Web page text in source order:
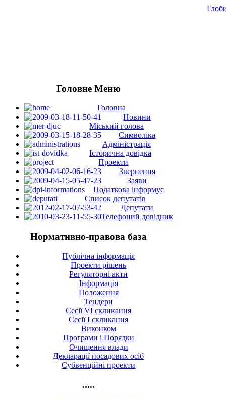
Головне Меню
Головна
Новини
Міський голова
Символіка
Адміністрація
Історична довідка
Проекти
Звернення
Заяви
Податкова інформує
Список депутатів
Депутати
Телефоний довідник
Нормативно-правова база
Публічна інформація
Проекти рішень
Регуляторні акти
Інформація
Положення
Тендери
Сесії VI скликання
Сесії I скликання
Виконком
Програми і Порядки
Очищення влади
Декларації посадових осіб
Субвенційні проекти
.....